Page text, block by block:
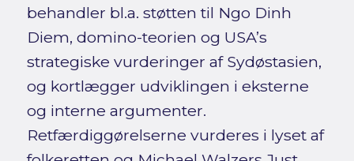
behandler bl.a. støtten til Ngo Dinh
Diem, domino-teorien og USA’s
strategiske vurderinger af Sydøstasien,
og kortlægger udviklingen i eksterne
og interne argumenter.
Retfærdiggørelserne vurderes i lyset af